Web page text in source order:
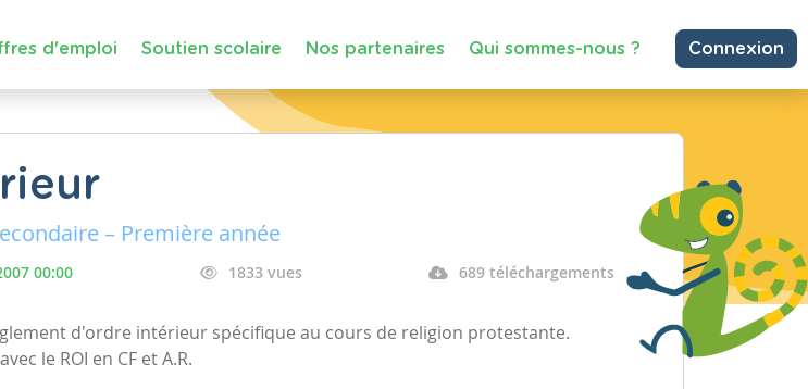
d'emploi Soutien scolaire Nos partenaires Qui sommes-nous ? Connexion
– Première année
00:00 1833 vues 689 téléchargements
d'ordre intérieur spécifique au cours de religion protestante.
le ROI en CF et A.R.